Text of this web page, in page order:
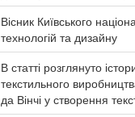
Вісник Київського
технологій та дизайну
В статті розглянуто
текстильного
да Вінчі у створення